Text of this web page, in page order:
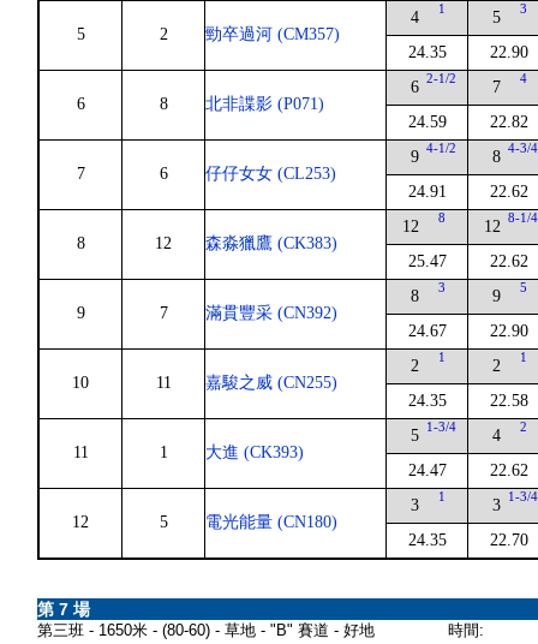
5 2 勁卒過河 (CM357)
4 1
24.35
5 3
22.90
6 8 北非諜影 (P071)
6 2-1/2
24.59
7 4
22.82
7 6 仔仔女女 (CL253)
9 4-1/2
24.91
8 4-3/4
22.62
8 12 森淼獵鷹 (CK383)
12 8
25.47
12 8-1/4
22.62
9 7 滿貫豐采 (CN392)
8 3
24.67
9 5
22.90
10 11 嘉駿之威 (CN255)
2 1
24.35
2 1
22.58
11 1 大進 (CK393)
5 1-3/4
24.47
4 2
22.62
12 5 電光能量 (CN180)
3 1
24.35
3 1-3/4
22.70
第 7 場
第三班 - 1650米 - (80-60) - 草地 - "B" 賽道 - 好地
時間: